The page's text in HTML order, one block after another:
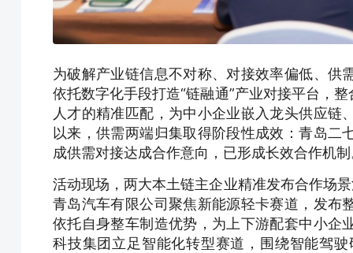
为破解产业链信息不对称、对接效率偏低、供
依托数字化手段打造“链融通”产业对接平台，
人才的精准匹配，为中小企业嵌入龙头供应
以来，供需两端归集取得阶段性成效：青岛二
成供需对接达成合作意向，已形成长效合作机
活动现场，两大本土链主企业精准发布合作场
青岛汽车有限公司聚焦新能源轻卡赛道，发布
依托自身整车制造优势，为上下游配套中小企
科技集团立足智能化转型赛道，围绕智能驾